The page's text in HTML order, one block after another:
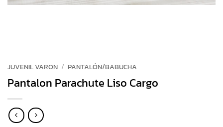
JUVENIL VARON / PANTALÓN/BABUCHA
Pantalon Parachute Liso Cargo